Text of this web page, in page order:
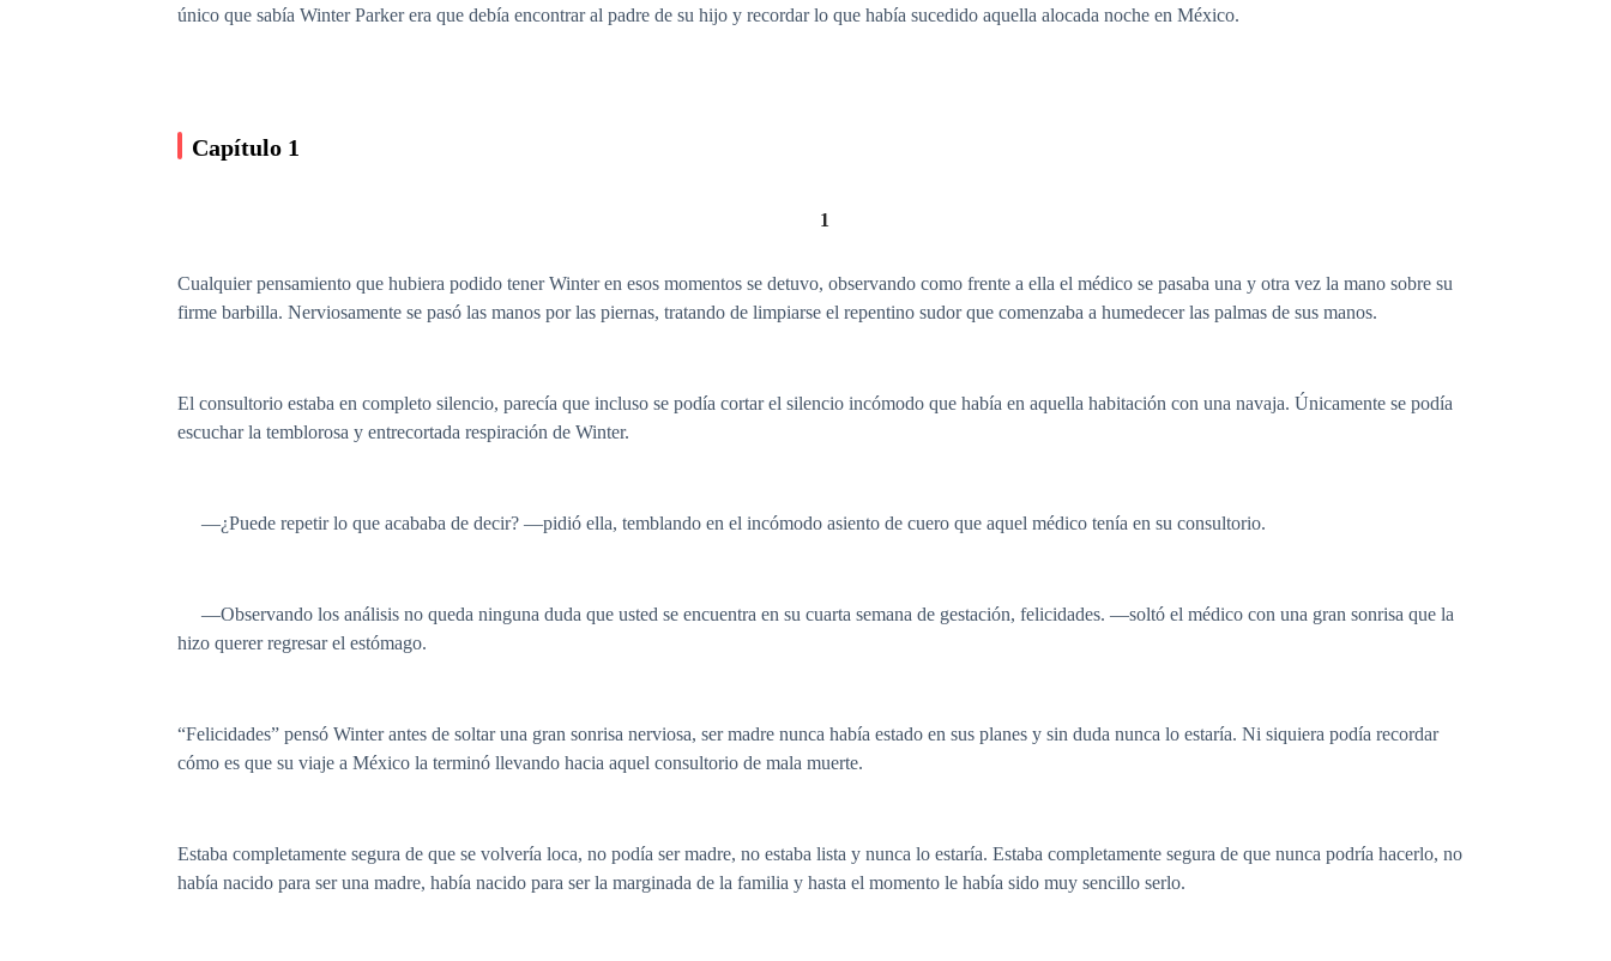
único que sabía Winter Parker era que debía encontrar al padre de su hijo y recordar lo que había sucedido aquella alocada noche en México.
Capítulo 1
1
Cualquier pensamiento que hubiera podido tener Winter en esos momentos se detuvo, observando como frente a ella el médico se pasaba una y otra vez la mano sobre su
firme barbilla. Nerviosamente se pasó las manos por las piernas, tratando de limpiarse el repentino sudor que comenzaba a humedecer las palmas de sus manos.
El consultorio estaba en completo silencio, parecía que incluso se podía cortar el silencio incómodo que había en aquella habitación con una navaja. Únicamente se podía
escuchar la temblorosa y entrecortada respiración de Winter.
—¿Puede repetir lo que acababa de decir? —pidió ella, temblando en el incómodo asiento de cuero que aquel médico tenía en su consultorio.
—Observando los análisis no queda ninguna duda que usted se encuentra en su cuarta semana de gestación, felicidades. —soltó el médico con una gran sonrisa que la
hizo querer regresar el estómago.
“Felicidades” pensó Winter antes de soltar una gran sonrisa nerviosa, ser madre nunca había estado en sus planes y sin duda nunca lo estaría. Ni siquiera podía recordar
cómo es que su viaje a México la terminó llevando hacia aquel consultorio de mala muerte.
Estaba completamente segura de que se volvería loca, no podía ser madre, no estaba lista y nunca lo estaría. Estaba completamente segura de que nunca podría hacerlo, no
había nacido para ser una madre, había nacido para ser la marginada de la familia y hasta el momento le había sido muy sencillo serlo.